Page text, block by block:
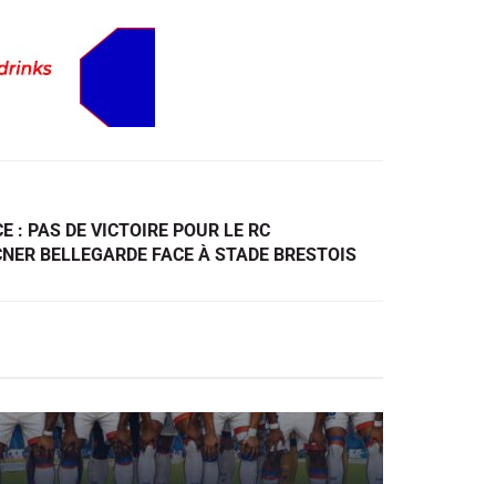
: PAS DE VICTOIRE POUR LE RC
BELLEGARDE FACE À STADE BRESTOIS